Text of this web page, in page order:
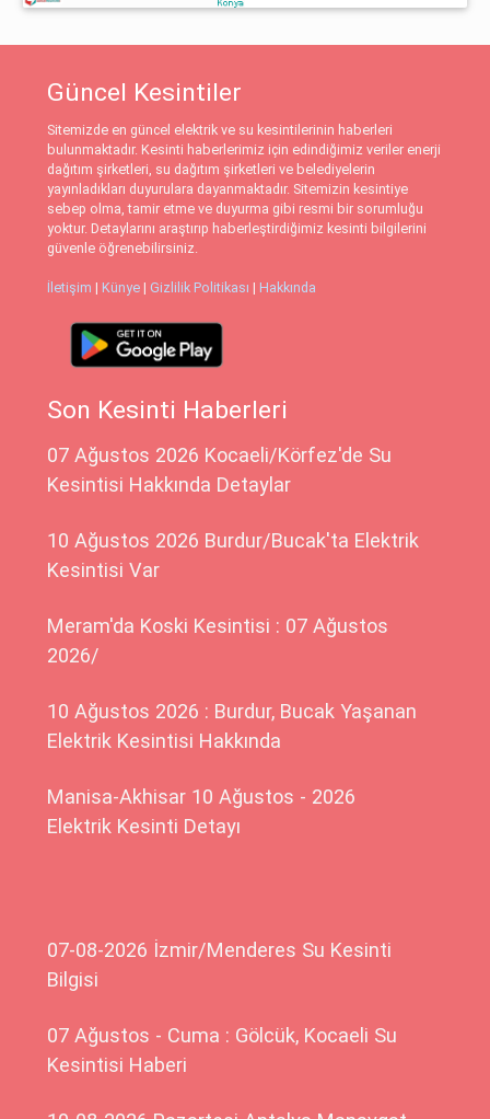
Güncel Kesintiler
Sitemizde en güncel elektrik ve su kesintilerinin haberleri
bulunmaktadır. Kesinti haberlerimiz için edindiğimiz veriler enerji
dağıtım şirketleri, su dağıtım şirketleri ve belediyelerin
yayınladıkları duyurulara dayanmaktadır. Sitemizin kesintiye
sebep olma, tamir etme ve duyurma gibi resmi bir sorumluğu
yoktur. Detaylarını araştırıp haberleştirdiğimiz kesinti bilgilerini
güvenle öğrenebilirsiniz.
İletişim | Künye | Gizlilik Politikası | Hakkında
Son Kesinti Haberleri
07 Ağustos 2026 Kocaeli/Körfez'de Su
Kesintisi Hakkında Detaylar
10 Ağustos 2026 Burdur/Bucak'ta Elektrik
Kesintisi Var
Meram'da Koski Kesintisi : 07 Ağustos
2026/
10 Ağustos 2026 : Burdur, Bucak Yaşanan
Elektrik Kesintisi Hakkında
Manisa-Akhisar 10 Ağustos - 2026
Elektrik Kesinti Detayı
07-08-2026 İzmir/Menderes Su Kesinti
Bilgisi
07 Ağustos - Cuma : Gölcük, Kocaeli Su
Kesintisi Haberi